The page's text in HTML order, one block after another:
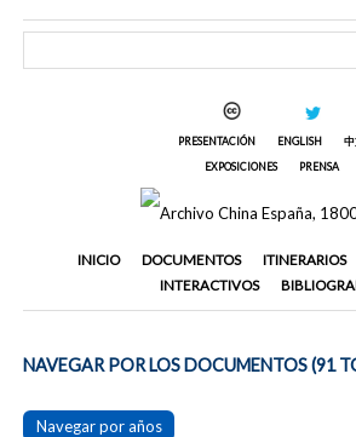
PRESENTACIÓN ENGLISH
EXPOSICIONES
PRENSA
INICIO DOCUMENTOS ITINERARIOS
INTERACTIVOS
NAVEGAR POR LOS DOCUMENTOS (91
Navegar por años